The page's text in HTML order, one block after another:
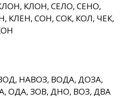
КЛОН, СЕЛО, СЕНО,
КЛЕН, СОН, СОК, КОЛ, ЧЕК,
НАВОЗ, ВОДА, ДОЗА,
ОДА, ЗОВ, ДНО, ВОЗ, ДВА